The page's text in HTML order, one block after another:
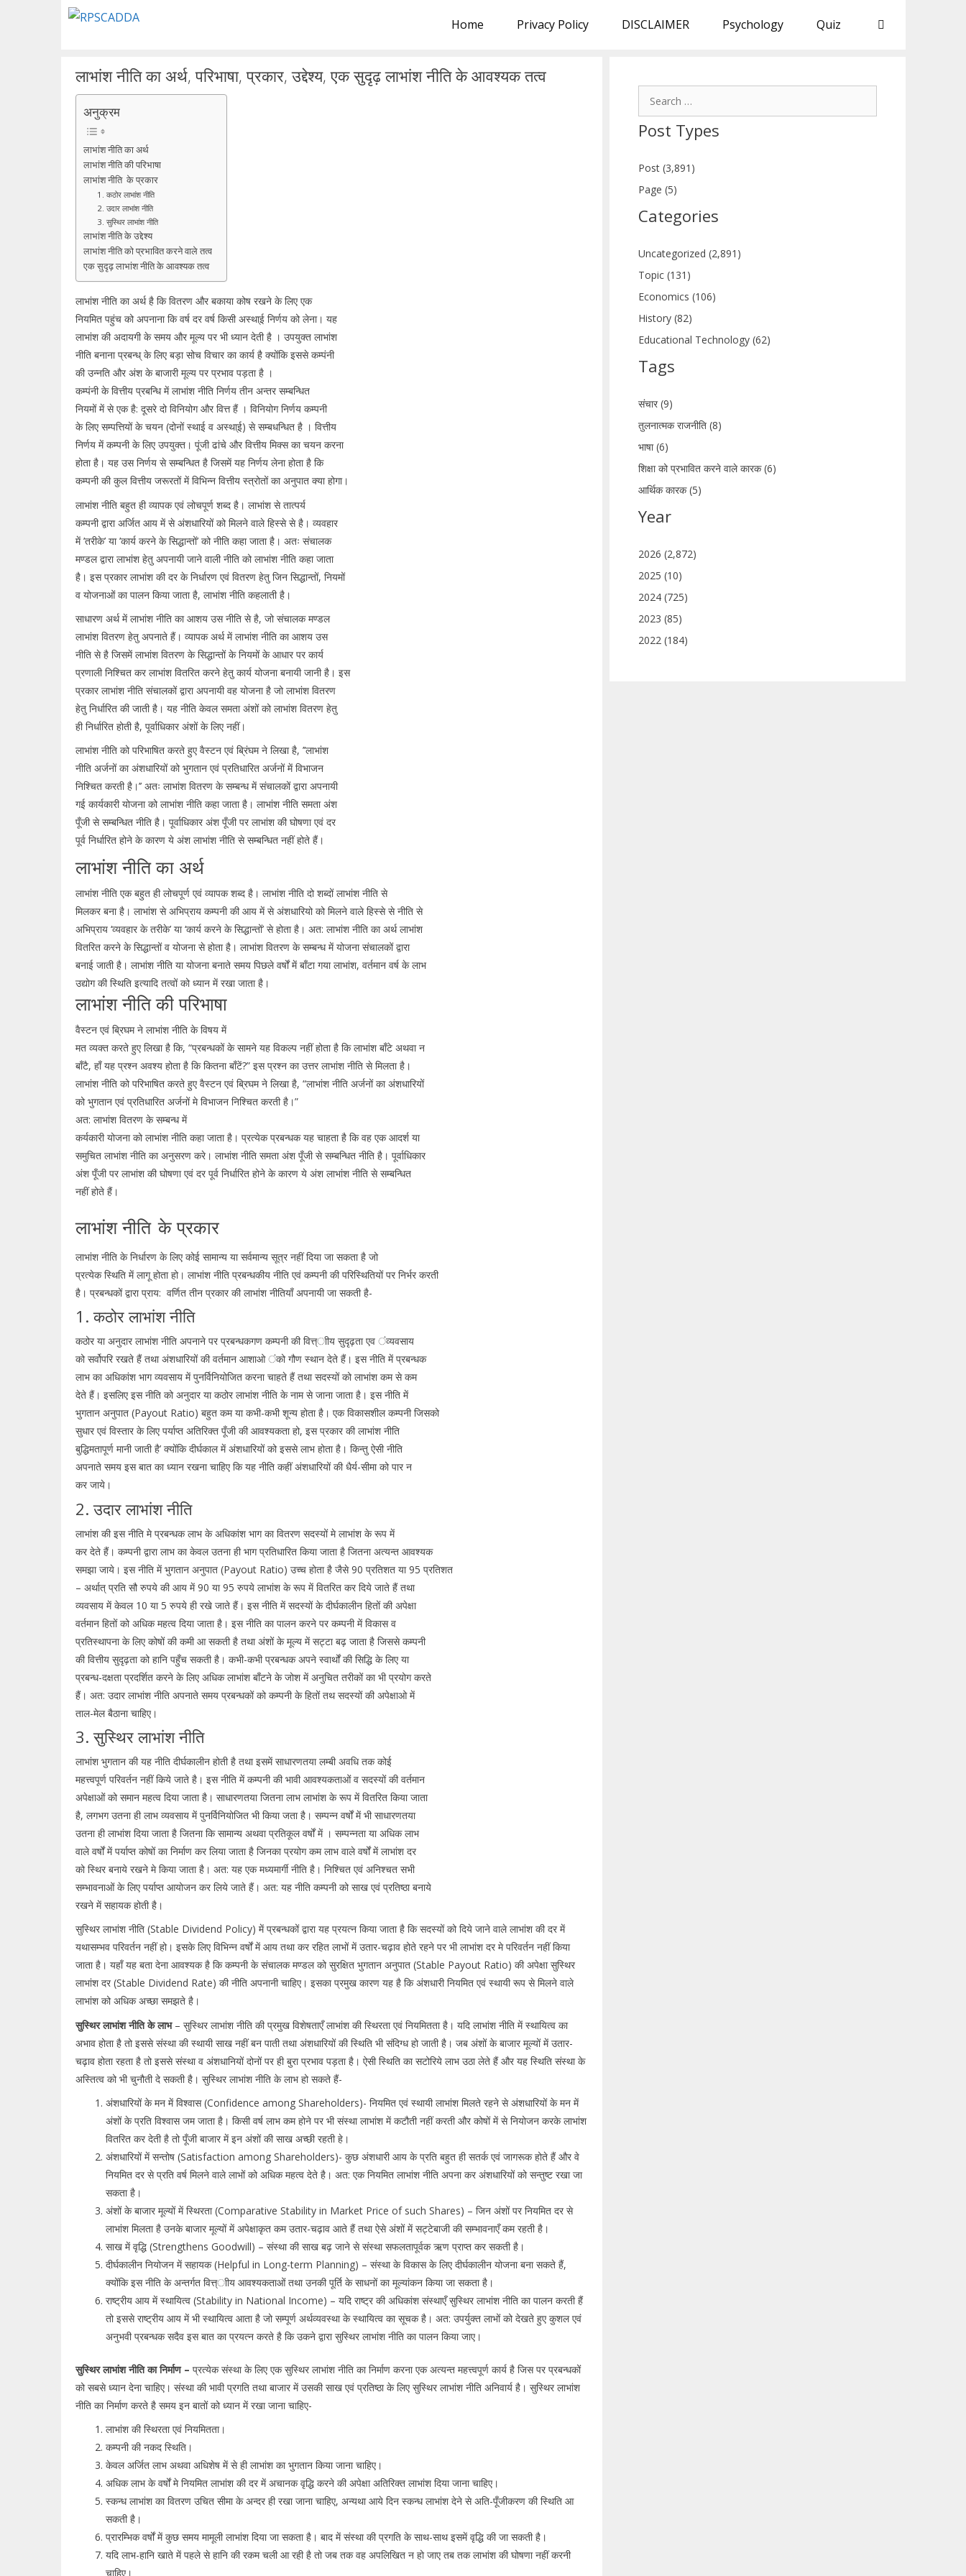
Home Privacy Policy DISCLAIMER Psychology Quiz
लाभांश नीति का अर्थ, परिभाषा, प्रकार, उद्देश्य, एक सुदृढ़ लाभांश नीति के आवश्यक तत्व
अनुक्रम
लाभांश नीति का अर्थ
लाभांश नीति की परिभाषा
लाभांश नीति के प्रकार
1. कठोर लाभांश नीति
2. उदार लाभांश नीति
3. सुस्थिर लाभांश नीति
लाभांश नीति के उद्देश्य
लाभांश नीति को प्रभावित करने वाले तत्व
एक सुदृढ़ लाभांश नीति के आवश्यक तत्व
लाभांश नीति का अर्थ है कि वितरण और बकाया कोष रखने के लिए एक
नियमित पहुंच को अपनाना कि वर्ष दर वर्ष किसी अस्था्ई निर्णय को लेना। यह
लाभांश की अदायगी के समय और मूल्य पर भी ध्यान देती है । उपयुक्त लाभांश
नीति बनाना प्रबन्ध् के लिए बड़ा सोच विचार का कार्य है क्योंकि इससे कम्पंनी
की उन्नति और अंश के बाजारी मूल्य पर प्रभाव पड़ता है ।
कम्पंनी के वित्तीय प्रबन्धि में लाभांश नीति निर्णय तीन अन्तर सम्बन्धित
नियमों में से एक है: दूसरे दो विनियोग और वित्त हैं । विनियोग निर्णय कम्पनी
के लिए सम्पत्तियों के चयन (दोनों स्थाई व अस्था्ई) से सम्बधन्धित है । वित्तीय
निर्णय में कम्पनी के लिए उपयुक्त। पूंजी ढांचे और वित्तीय मिक्स का चयन करना
होता है। यह उस निर्णय से सम्बन्धित है जिसमें यह निर्णय लेना होता है कि
कम्पनी की कुल वित्तीय जरूरतों में विभिन्न वित्तीय स्त्रोतों का अनुपात क्या होगा।
लाभांश नीति बहुत ही व्यापक एवं लोचपूर्ण शब्द है। लाभांश से तात्पर्य
कम्पनी द्वारा अर्जित आय में से अंशधारियों को मिलने वाले हिस्से से है। व्यवहार
में ’तरीके’ या ’कार्य करने के सिद्धान्तों’ को नीति कहा जाता है। अतः संचालक
मण्डल द्वारा लाभांश हेतु अपनायी जाने वाली नीति को लाभांश नीति कहा जाता
है। इस प्रकार लाभांश की दर के निर्धारण एवं वितरण हेतु जिन सिद्धान्तों, नियमों
व योजनाओं का पालन किया जाता है, लाभांश नीति कहलाती है।
साधारण अर्थ में लाभांश नीति का आशय उस नीति से है, जो संचालक मण्डल
लाभांश वितरण हेतु अपनाते हैं। व्यापक अर्थ में लाभांश नीति का आशय उस
नीति से है जिसमें लाभांश वितरण के सिद्धान्तों के नियमों के आधार पर कार्य
प्रणाली निश्चित कर लाभांश वितरित करने हेतु कार्य योजना बनायी जानी है। इस
प्रकार लाभांश नीति संचालकों द्वारा अपनायी वह योजना है जो लाभांश वितरण
हेतु निर्धारित की जाती है। यह नीति केवल समता अंशों को लाभांश वितरण हेतु
ही निर्धारित होती है, पूर्वाधिकार अंशों के लिए नहीं।
लाभांश नीति को परिभाषित करते हुए वैस्टन एवं ब्रिंघम ने लिखा है, ’’लाभांश
नीति अर्जनों का अंशधारियों को भुगतान एवं प्रतिधारित अर्जनों में विभाजन
निश्चित करती है।’’ अतः लाभांश वितरण के सम्बन्ध में संचालकों द्वारा अपनायी
गई कार्यकारी योजना को लाभांश नीति कहा जाता है। लाभांश नीति समता अंश
पूँजी से सम्बन्धित नीति है। पूर्वाधिकार अंश पूँजी पर लाभांश की घोषणा एवं दर
पूर्व निर्धारित होने के कारण ये अंश लाभांश नीति से सम्बन्धित नहीं होते हैं।
लाभांश नीति का अर्थ
लाभांश नीति एक बहुत ही लोचपूर्ण एवं व्यापक शब्द है। लाभांश नीति दो शब्दों लाभांश नीति से
मिलकर बना है। लाभांश से अभिप्राय कम्पनी की आय में से अंशधारियो को मिलने वाले हिस्से से नीति से
अभिप्राय ‘व्यवहार के तरीके’ या ‘कार्य करने के सिद्धान्तों’ से होता है। अत: लाभांश नीति का अर्थ लाभांश
वितरित करने के सिद्धान्तों व योजना से होता है। लाभांश वितरण के सम्बन्ध में योजना संचालकों द्वारा
बनाई जाती है। लाभांश नीति या योजना बनाते समय पिछले वर्षों में बाँटा गया लाभांश, वर्तमान वर्ष के लाभ
उद्योग की स्थिति इत्यादि तत्वों को ध्यान में रखा जाता है।
लाभांश नीति की परिभाषा
वैस्टन एवं ब्रिघम ने लाभांश नीति के विषय में
मत व्यक्त करते हुए लिखा है कि, “प्रबन्धकों के सामने यह विकल्प नहीं होता है कि लाभांश बाँटे अथवा न
बाँटै, हाँ यह प्रश्न अवश्य होता है कि कितना बाँटें?” इस प्रश्न का उत्तर लाभांश नीति से मिलता है।
लाभांश नीति को परिभाषित करते हुए वैस्टन एवं ब्रिघम ने लिखा है, “लाभांश नीति अर्जनों का अंशधारियों
को भुगतान एवं प्रतिधारित अर्जनों मे विभाजन निश्चित करती है।”
अत: लाभांश वितरण के सम्बन्ध में
कर्यकारी योजना को लाभांश नीति कहा जाता है। प्रत्येक प्रबन्धक यह चाहता है कि वह एक आदर्श या
समुचित लाभांश नीति का अनुसरण करे। लाभांश नीति समता अंश पूँजी से सम्बन्धित नीति है। पूर्वाधिकार
अंश पूँजी पर लाभांश की घोषणा एवं दर पूर्व निर्धारित होने के कारण ये अंश लाभांश नीति से सम्बन्धित
नहीं होते हैं।
लाभांश नीति के प्रकार
लाभांश नीति के निर्धारण के लिए कोई सामान्य या सर्वमान्य सूत्र नहीं दिया जा सकता है जो
प्रत्येक स्थिति में लागू होता हो। लाभांश नीति प्रबन्धकीय नीति एवं कम्पनी की परिस्थितियों पर निर्भर करती
है। प्रबन्धकों द्वारा प्राय: वर्णित तीन प्रकार की लाभांश नीतियाँ अपनायी जा सकती है-
1. कठोर लाभांश नीति
कठोर या अनुदार लाभांश नीति अपनाने पर प्रबन्धकगण कम्पनी की वित्त्ाीय सुदृढ़ता एव ंव्यवसाय
को सर्वोपरि रखते हैं तथा अंशधारियों की वर्तमान आशाओ ंको गौण स्थान देते हैं। इस नीति में प्रबन्धक
लाभ का अधिकांश भाग व्यवसाय में पुनर्विनियोजित करना चाहते हैं तथा सदस्यों को लाभांश कम से कम
देते हैं। इसलिए इस नीति को अनुदार या कठोर लाभांश नीति के नाम से जाना जाता है। इस नीति में
भुगतान अनुपात (Payout Ratio) बहुत कम या कभी-कभी शून्य होता है। एक विकासशील कम्पनी जिसको
सुधार एवं विस्तार के लिए पर्याप्त अतिरिक्त पूँजी की आवश्यकता हो, इस प्रकार की लाभांश नीति
बुद्धिमतापूर्ण मानी जाती है’ क्योंकि दीर्घकाल में अंशधारियों को इससे लाभ होता है। किन्तु ऐसी नीति
अपनाते समय इस बात का ध्यान रखना चाहिए कि यह नीति कहीं अंशधारियों की धैर्य-सीमा को पार न
कर जाये।
2. उदार लाभांश नीति
लाभांश की इस नीति मे प्रबन्धक लाभ के अधिकांश भाग का वितरण सदस्यों मे लाभांश के रूप में
कर देते हैं। कम्पनी द्वारा लाभ का केवल उतना ही भाग प्रतिधारित किया जाता है जितना अत्यन्त आवश्यक
समझा जाये। इस नीति में भुगतान अनुपात (Payout Ratio) उच्च होता है जैसे 90 प्रतिशत या 95 प्रतिशत
– अर्थात् प्रति सौ रुपये की आय में 90 या 95 रुपये लाभांश के रूप में वितरित कर दिये जाते हैं तथा
व्यवसाय में केवल 10 या 5 रुपये ही रखे जाते हैं। इस नीति में सदस्यों के दीर्घकालीन हितों की अपेक्षा
वर्तमान हितों को अधिक महत्व दिया जाता है। इस नीति का पालन करने पर कम्पनी में विकास व
प्रतिस्थापना के लिए कोषों की कमी आ सकती है तथा अंशों के मूल्य में सट्टा बढ़ जाता है जिससे कम्पनी
की वित्तीय सुदृढ़ता को हानि पहुँच सकती है। कभी-कभी प्रबन्धक अपने स्वार्थों की सिद्धि के लिए या
प्रबन्ध-दक्षता प्रदर्शित करने के लिए अधिक लाभांश बाँटने के जोश में अनुचित तरीकों का भी प्रयोग करते
हैं। अत: उदार लाभांश नीति अपनाते समय प्रबन्धकों को कम्पनी के हितों तथ सदस्यों की अपेक्षाओ में
ताल-मेल बैठाना चाहिए।
3. सुस्थिर लाभांश नीति
लाभांश भुगतान की यह नीति दीर्घकालीन होती है तथा इसमें साधारणतया लम्बी अवधि तक कोई
महत्त्वपूर्ण परिवर्तन नहीं किये जाते है। इस नीति में कम्पनी की भावी आवश्यकताओं व सदस्यों की वर्तमान
अपेक्षाओं को समान महत्व दिया जाता है। साधारणतया जितना लाभ लाभांश के रूप में वितरित किया जाता
है, लगभग उतना ही लाभ व्यवसाय में पुनर्विनियोजित भी किया जता है। सम्पन्न वर्षों में भी साधारणतया
उतना ही लाभांश दिया जाता है जितना कि सामान्य अथवा प्रतिकूल वर्षों में । सम्पन्नता या अधिक लाभ
वाले वर्षों में पर्याप्त कोषों का निर्माण कर लिया जाता है जिनका प्रयोग कम लाभ वाले वर्षों में लाभांश दर
को स्थिर बनाये रखने मे किया जाता है। अत: यह एक मध्यमार्गी नीति है। निश्चित एवं अनिश्चत सभी
सम्भावनाओं के लिए पर्याप्त आयोजन कर लिये जाते हैं। अत: यह नीति कम्पनी को साख एवं प्रतिष्ठा बनाये
रखने में सहायक होती है।
सुस्थिर लाभांश नीति (Stable Dividend Policy) में प्रबन्धकों द्वारा यह प्रयत्न किया जाता है कि सदस्यों को दिये जाने वाले लाभांश की दर में
यथासम्भव परिवर्तन नहीं हो। इसके लिए विभिन्न वर्षों में आय तथा कर रहित लाभों में उतार-चढ़ाव होते रहने पर भी लाभांश दर मे परिवर्तन नहीं किया
जाता है। यहाँ यह बता देना आवश्यक है कि कम्पनी के संचालक मण्डल को सुरक्षित भुगतान अनुपात (Stable Payout Ratio) की अपेक्षा सुस्थिर
लाभांश दर (Stable Dividend Rate) की नीति अपनानी चाहिए। इसका प्रमुख कारण यह है कि अंशधारी नियमित एवं स्थायी रूप से मिलने वाले
लाभांश को अधिक अच्छा समझते है।
सुस्थिर लाभांश नीति के लाभ– सुस्थिर लाभांश नीति की प्रमुख विशेषताएँ लाभांश की स्थिरता एवं नियमितता है। यदि लाभांश नीति में स्थायित्व का
अभाव होता है तो इससे संस्था की स्थायी साख नहीं बन पाती तथा अंशधारियों की स्थिति भी संदिग्ध हो जाती है। जब अंशों के बाजार मूल्यों में उतार-
चढ़ाव होता रहता है तो इससे संस्था व अंशधानियों दोनों पर ही बुरा प्रभाव पड़ता है। ऐसी स्थिति का सटोरिये लाभ उठा लेते हैं और यह स्थिति संस्था के
अस्तित्व को भी चुनौती दे सकती है। सुस्थिर लाभांश नीति के लाभ हो सकते हैं-
अंशधारियों के मन में विश्वास (Confidence among Shareholders)- नियमित एवं स्थायी लाभांश मिलते रहने से अंशधारियों के मन में
अंशों के प्रति विश्वास जम जाता है। किसी वर्ष लाभ कम होने पर भी संस्था लाभांश में कटौती नहीं करती और कोषों में से नियोजन करके लाभांश
वितरित कर देती है तो पूँजी बाजार में इन अंशों की साख अच्छी रहती हे।
अंशधारियों में सन्तोष (Satisfaction among Shareholders)- कुछ अंशधारी आय के प्रति बहुत ही सतर्क एवं जागरूक होते हैं और वे
नियमित दर से प्रति वर्ष मिलने वाले लाभों को अधिक महत्व देते है। अत: एक नियमित लाभांश नीति अपना कर अंशधारियों को सन्तुष्ट रखा जा
सकता है।
अंशों के बाजार मूल्यों में स्थिरता (Comparative Stability in Market Price of such Shares) – जिन अंशों पर नियमित दर से
लाभांश मिलता है उनके बाजार मूल्यों में अपेक्षाकृत कम उतार-चढ़ाव आते हैं तथा ऐसे अंशों में सट्टेबाजी की सम्भावनाएँ कम रहती है।
साख में वृद्धि (Strengthens Goodwill) – संस्था की साख बढ़ जाने से संस्था सफलतापूर्वक ऋण प्राप्त कर सकती है।
दीर्घकालीन नियोजन में सहायक (Helpful in Long-term Planning) – संस्था के विकास के लिए दीर्घकालीन योजना बना सकते हैं,
क्योंकि इस नीति के अन्तर्गत वित्त्ाीय आवश्यकताओं तथा उनकी पूर्ति के साधनों का मूल्यांकन किया जा सकता है।
राष्ट्रीय आय में स्थायित्व (Stability in National Income) – यदि राष्ट्र की अधिकांश संस्थाएँ सुस्थिर लाभांश नीति का पालन करती हैं
तो इससे राष्ट्रीय आय में भी स्थायित्व आता है जो सम्पूर्ण अर्थव्यवस्था के स्थायित्व का सूचक है। अत: उपर्युक्त लाभों को देखते हुए कुशल एवं
अनुभवी प्रबन्धक सदैव इस बात का प्रयत्न करते है कि उकने द्वारा सुस्थिर लाभांश नीति का पालन किया जाए।
सुस्थिर लाभांश नीति का निर्माण – प्रत्येक संस्था के लिए एक सुस्थिर लाभांश नीति का निर्माण करना एक अत्यन्त महत्त्वपूर्ण कार्य है जिस पर प्रबन्धकों
को सबसे ध्यान देना चाहिए। संस्था की भावी प्रगति तथा बाजार में उसकी साख एवं प्रतिष्ठा के लिए सुस्थिर लाभांश नीति अनिवार्य है। सुस्थिर लाभांश
नीति का निर्माण करते है समय इन बातों को ध्यान में रखा जाना चाहिए-
लाभांश की स्थिरता एवं नियमितता।
कम्पनी की नकद स्थिति।
केवल अर्जित लाभ अथवा अधिशेष में से ही लाभांश का भुगतान किया जाना चाहिए।
अधिक लाभ के वर्षों मे नियमित लाभांश की दर में अचानक वृद्धि करने की अपेक्षा अतिरिक्त लाभांश दिया जाना चाहिए।
स्कन्ध लाभांश का वितरण उचित सीमा के अन्दर ही रखा जाना चाहिए, अन्यथा आये दिन स्कन्ध लाभांश देने से अति-पूँजीकरण की स्थिति आ
सकती है।
प्रारम्भिक वर्षों में कुछ समय मामूली लाभांश दिया जा सकता है। बाद में संस्था की प्रगति के साथ-साथ इसमें वृद्धि की जा सकती है।
यदि लाभ-हानि खाते में पहले से हानि की रकम चली आ रही है तो जब तक वह अपलिखित न हो जाए तब तक लाभांश की घोषणा नहीं करनी
चाहिए।
Post Types
Post (3,891)
Page (5)
Categories
Uncategorized (2,891)
Topic (131)
Economics (106)
History (82)
Educational Technology (62)
Tags
संचार (9)
तुलनात्मक राजनीति (8)
भाषा (6)
शिक्षा को प्रभावित करने वाले कारक (6)
आर्थिक कारक (5)
Year
2026 (2,872)
2025 (10)
2024 (725)
2023 (85)
2022 (184)